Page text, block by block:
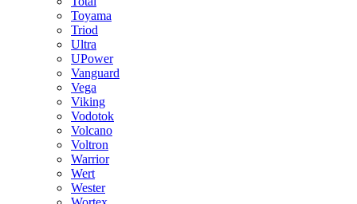
Toyama
Triod
Ultra
UPower
Vanguard
Vega
Viking
Vodotok
Volcano
Voltron
Warrior
Wert
Wester